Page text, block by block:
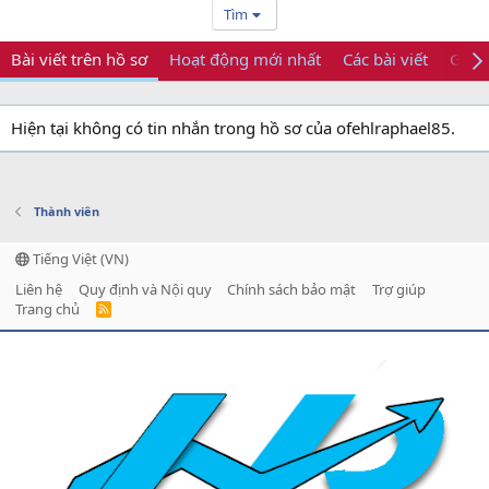
Tìm
Bài viết trên hồ sơ Hoạt động mới nhất Các bài viết Giới
Hiện tại không có tin nhắn trong hồ sơ của ofehlraphael85.
Thành viên
Tiếng Việt (VN)
Liên hệ
Quy định và Nội quy Chính sách bảo mật
Trợ giúp
Trang chủ
R